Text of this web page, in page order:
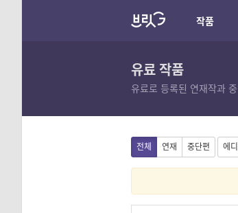
작품
유료 작품
유료로 등록된 연재작과
전체 연재 중단편 에